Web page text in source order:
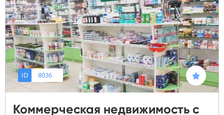
ID 8036
Коммерческая недвижимость с